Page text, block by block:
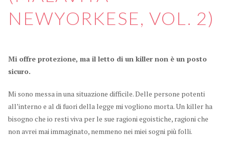
NEWYORKESE, VOL. 2)
Mi offre protezione, ma il letto di un killer non è un posto
sicuro.
Mi sono messa in una situazione difficile. Delle persone potenti
all’interno e al di fuori della legge mi vogliono morta. Un killer ha
bisogno che io resti viva per le sue ragioni egoistiche, ragioni che
non avrei mai immaginato, nemmeno nei miei sogni più folli.